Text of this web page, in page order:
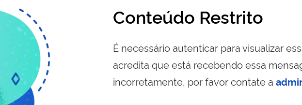
Conteúdo Restrito
É necessário autenticar para visualizar
acredita que está recebendo essa
incorretamente, por favor contate a